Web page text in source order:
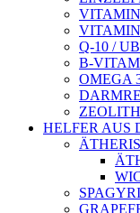
Q-10 /
B-
OMEGA
ZEOLITH
HELFER AUS